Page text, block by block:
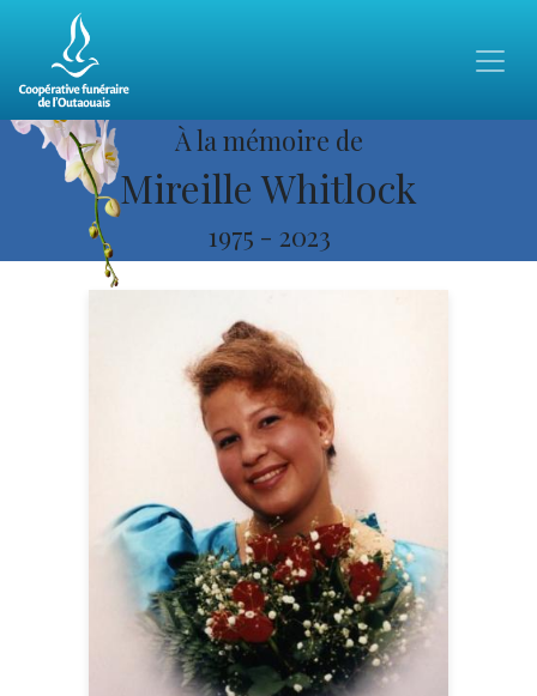
À la mémoire de
Mireille Whitlock
1975 - 2023